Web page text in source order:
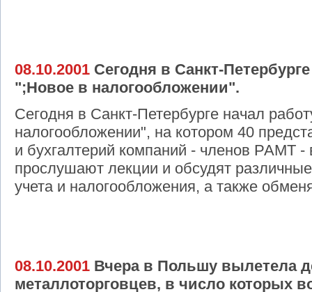
08.10.2001 Сегодня в Санкт-
";Новое в налогообложении".
Сегодня в Санкт-Петербурге начал
налогообложении", на котором 40
и бухгалтерий компаний - членов РАМТ -
прослушают лекции и обсудят различные
учета и налогообложения, а также
08.10.2001 Вчера в Польшу вылетела
металлоторговцев, в число которых